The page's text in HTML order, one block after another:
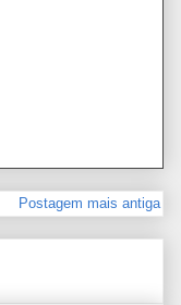
Postagem mais antiga